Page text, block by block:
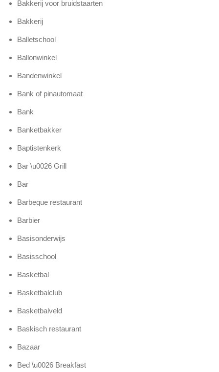
Bakkerij voor bruidstaarten
Bakkerij
Balletschool
Ballonwinkel
Bandenwinkel
Bank of pinautomaat
Bank
Banketbakker
Baptistenkerk
Bar \u0026 Grill
Bar
Barbeque restaurant
Barbier
Basisonderwijs
Basisschool
Basketbal
Basketbalclub
Basketbalveld
Baskisch restaurant
Bazaar
Bed \u0026 Breakfast